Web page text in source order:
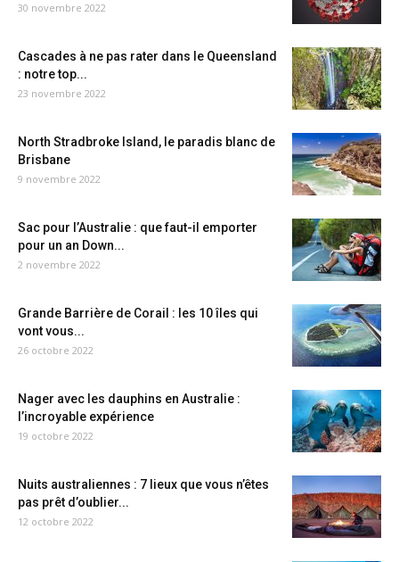
30 novembre 2022
Cascades à ne pas rater dans le Queensland
: notre top...
23 novembre 2022
North Stradbroke Island, le paradis blanc de
Brisbane
9 novembre 2022
Sac pour l’Australie : que faut-il emporter
pour un an Down...
2 novembre 2022
Grande Barrière de Corail : les 10 îles qui
vont vous...
26 octobre 2022
Nager avec les dauphins en Australie :
l’incroyable expérience
19 octobre 2022
Nuits australiennes : 7 lieux que vous n’êtes
pas prêt d’oublier...
12 octobre 2022